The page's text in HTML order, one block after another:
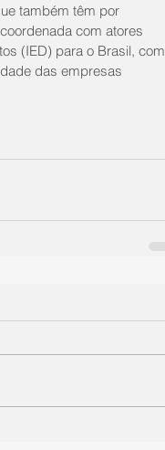
também têm por
com atores
(IED) para o Brasil, com
das empresas